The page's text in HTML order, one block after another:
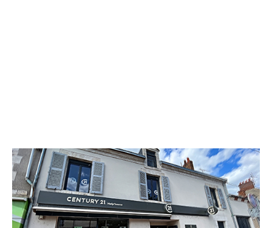
CENTURY 21 Help'immo
58 route Nationale
LA CHAPELLE ST MESMIN - 45380